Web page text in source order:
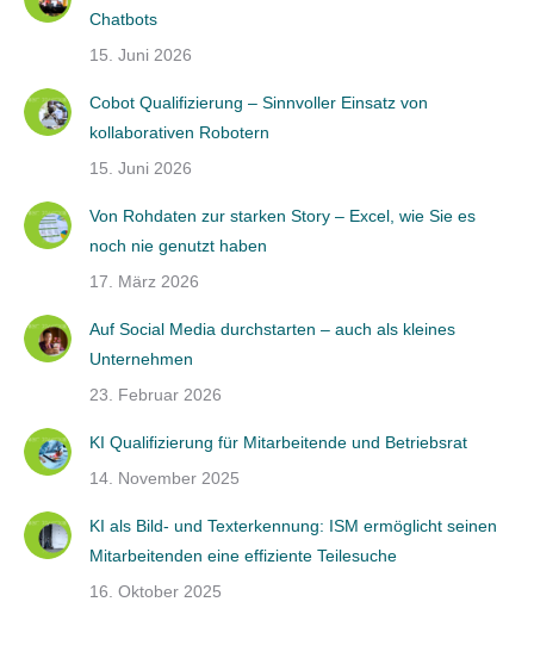
Chatbots
15. Juni 2026
Cobot Qualifizierung – Sinnvoller Einsatz von
kollaborativen Robotern
15. Juni 2026
Von Rohdaten zur starken Story – Excel, wie Sie es
noch nie genutzt haben
17. März 2026
Auf Social Media durchstarten – auch als kleines
Unternehmen
23. Februar 2026
KI Qualifizierung für Mitarbeitende und Betriebsrat
14. November 2025
KI als Bild- und Texterkennung: ISM ermöglicht seinen
Mitarbeitenden eine effiziente Teilesuche
16. Oktober 2025